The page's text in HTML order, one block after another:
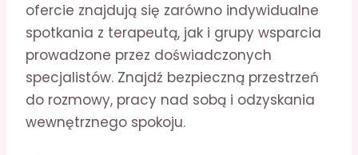
ofercie znajdują się zarówno indywidualne
spotkania z terapeutą, jak i grupy wsparcia
prowadzone przez doświadczonych
specjalistów. Znajdź bezpieczną przestrzeń
do rozmowy, pracy nad sobą i odzyskania
wewnętrznego spokoju.